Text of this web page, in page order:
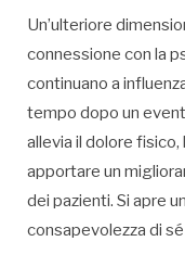
Un’ulteriore
connessione con la
continuano a
tempo dopo un
allevia il dolore fisico,
apportare un
dei pazienti. Si apre
consapevolezza di